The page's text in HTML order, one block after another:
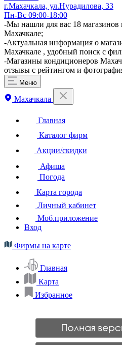
г.Махачкала, ул.Нурадилова, 33
Пн-Вс 09:00-18:00
-Мы нашли для вас 18 магазинов
Махачкале;
-Актуальная информация о
Махачкале , удобный поиск с
-Магазины кондиционеров
отзывы с рейтингом и
Меню
Махачкала
Главная
Каталог фирм
Акции/скидки
Афиша
Погода
Карта города
Личный кабинет
Моб.приложение
Вход
Фирмы на карте
Главная
Карта
Избранное